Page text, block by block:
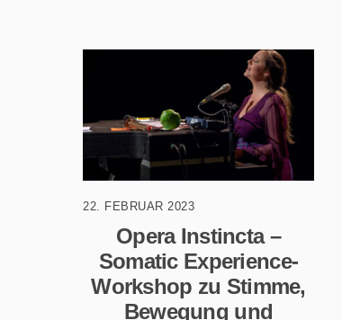
22. FEBRUAR 2023
Opera Instincta –
Somatic Experience-
Workshop zu Stimme,
Bewegung und